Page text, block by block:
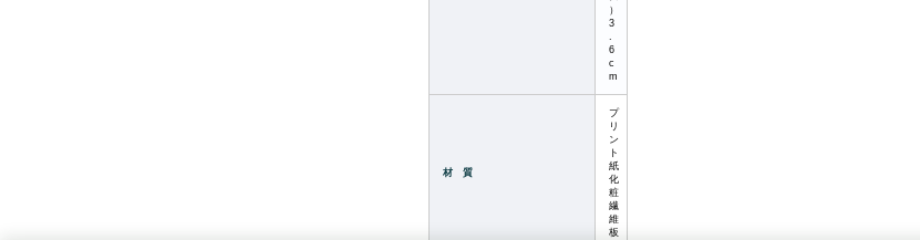
）
3
.
6
c
m
材 質
プ
リ
ン
ト
紙
化
粧
繊
維
板